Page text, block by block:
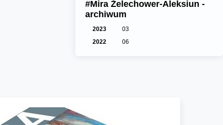
#Mira Żelechower-Aleksiun -
archiwum
2023
03
2022
06